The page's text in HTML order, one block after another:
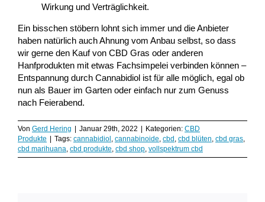
Wirkung und Verträglichkeit.
Ein bisschen stöbern lohnt sich immer und die Anbieter
haben natürlich auch Ahnung vom Anbau selbst, so dass
wir gerne den Kauf von CBD Gras oder anderen
Hanfprodukten mit etwas Fachsimpelei verbinden können –
Entspannung durch Cannabidiol ist für alle möglich, egal ob
nun als Bauer im Garten oder einfach nur zum Genuss
nach Feierabend.
Von Gerd Hering | Januar 29th, 2022 | Kategorien: CBD
Produkte | Tags: cannabidiol, cannabinoide, cbd, cbd blüten, cbd gras,
cbd marihuana, cbd produkte, cbd shop, vollspektrum cbd